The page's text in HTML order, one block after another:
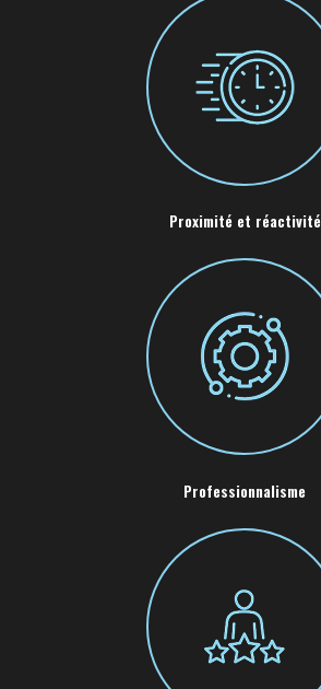
Proximité et réactivité
Professionnalisme